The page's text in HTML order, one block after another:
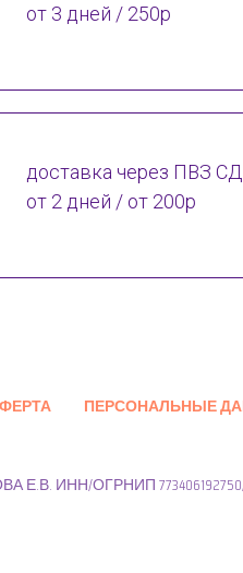
от 3 дней / 250р
доставка через ПВЗ
от 2 дней / от 200р
ПЕРСОНАЛЬНЫЕ
Е.В. ИНН/ОГРНИП 773406192750/